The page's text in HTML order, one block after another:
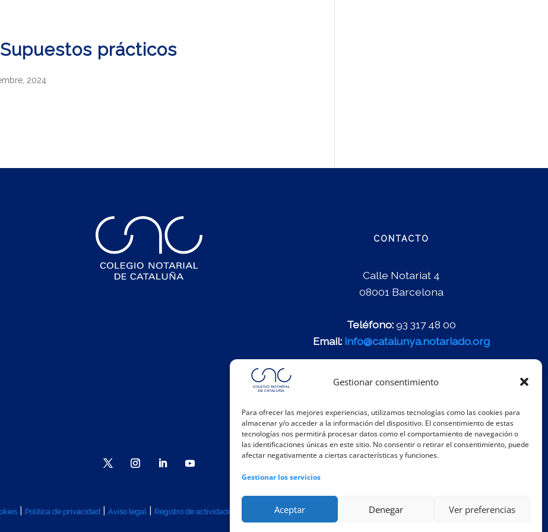
Gestionar consentimiento
Para ofrecer las mejores experiencias, utilizamos tecnologías como las cookies para
almacenar y/o acceder a la información del dispositivo. El consentimiento de estas
tecnologías nos permitirá procesar datos como el comportamiento de navegación o
las identificaciones únicas en este sitio. No consentir o retirar el consentimiento, puede
afectar negativamente a ciertas características y funciones.
Gestionar los servicios
Aceptar Denegar Ver preferencias
prácticos
2024
CONTACTO
Calle Notariat 4
08001 Barcelona
Teléfono: 93 317 48 00
Email: info@catalunya.notariado.org
| Política de privacidad | Aviso legal | Registro de actividades Canal Interno de Información